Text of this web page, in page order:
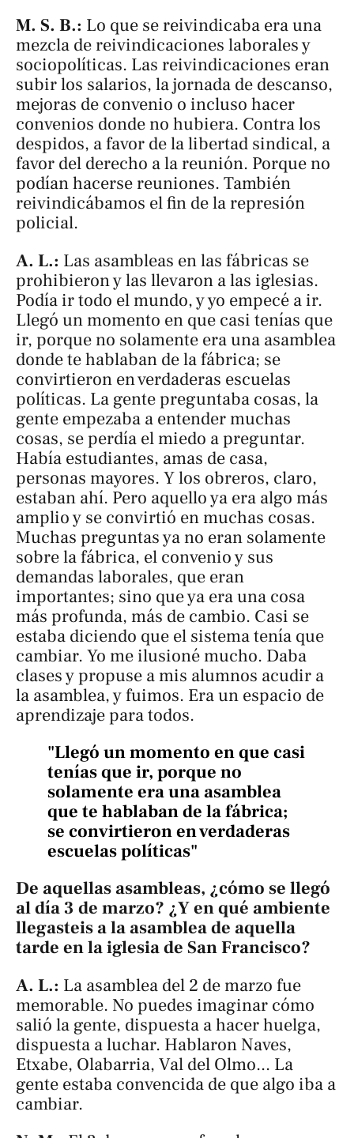
M. S. B.: Lo que se reivindicaba era una
mezcla de reivindicaciones laborales y
sociopolíticas. Las reivindicaciones eran
subir los salarios, la jornada de descanso,
mejoras de convenio o incluso hacer
convenios donde no hubiera. Contra los
despidos, a favor de la libertad sindical, a
favor del derecho a la reunión. Porque no
podían hacerse reuniones. También
reivindicábamos el fin de la represión
policial.
A. L.: Las asambleas en las fábricas se
prohibieron y las llevaron a las iglesias.
Podía ir todo el mundo, y yo empecé a ir.
Llegó un momento en que casi tenías que
ir, porque no solamente era una asamblea
donde te hablaban de la fábrica; se
convirtieron en verdaderas escuelas
políticas. La gente preguntaba cosas, la
gente empezaba a entender muchas
cosas, se perdía el miedo a preguntar.
Había estudiantes, amas de casa,
personas mayores. Y los obreros, claro,
estaban ahí. Pero aquello ya era algo más
amplio y se convirtió en muchas cosas.
Muchas preguntas ya no eran solamente
sobre la fábrica, el convenio y sus
demandas laborales, que eran
importantes; sino que ya era una cosa
más profunda, más de cambio. Casi se
estaba diciendo que el sistema tenía que
cambiar. Yo me ilusioné mucho. Daba
clases y propuse a mis alumnos acudir a
la asamblea, y fuimos. Era un espacio de
aprendizaje para todos.
"Llegó un momento en que casi
tenías que ir, porque no
solamente era una asamblea
que te hablaban de la fábrica;
se convirtieron en verdaderas
escuelas políticas"
De aquellas asambleas, ¿cómo se llegó
al día 3 de marzo? ¿Y en qué ambiente
llegasteis a la asamblea de aquella
tarde en la iglesia de San Francisco?
A. L.: La asamblea del 2 de marzo fue
memorable. No puedes imaginar cómo
salió la gente, dispuesta a hacer huelga,
dispuesta a luchar. Hablaron Naves,
Etxabe, Olabarria, Val del Olmo... La
gente estaba convencida de que algo iba a
cambiar.